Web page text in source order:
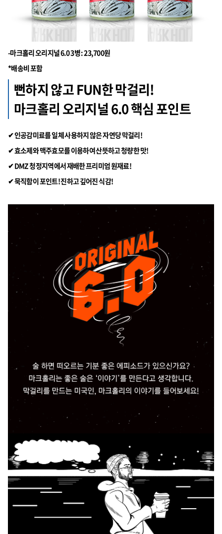
-마크홀리 오리지널 6.0 3병 : 23,700원
*배송비 포함
뻔하지 않고 FUN한 막걸리!
마크홀리 오리지널 6.0 핵심 포인트
✔ 인공감미료를 일체 사용하지 않은 자연당 막걸리!
✔ 효소제와 맥주효모를 이용하여 산뜻하고 청량한 맛!
✔ DMZ 청정지역에서 재배한 프리미엄 원재료!
✔ 묵직함이 포인트! 진하고 깊어진 식감!